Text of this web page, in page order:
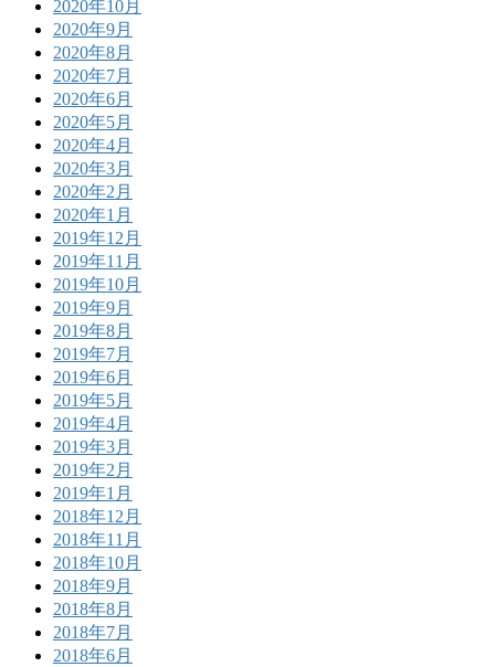
2020年10月
2020年9月
2020年8月
2020年7月
2020年6月
2020年5月
2020年4月
2020年3月
2020年2月
2020年1月
2019年12月
2019年11月
2019年10月
2019年9月
2019年8月
2019年7月
2019年6月
2019年5月
2019年4月
2019年3月
2019年2月
2019年1月
2018年12月
2018年11月
2018年10月
2018年9月
2018年8月
2018年7月
2018年6月